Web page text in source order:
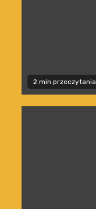
2 min przeczytania